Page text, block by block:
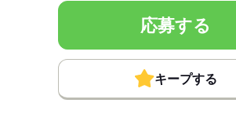
応募する
キープする